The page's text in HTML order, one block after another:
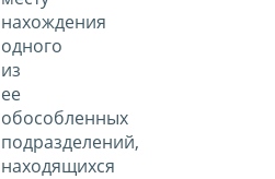
нахождения
одного
из
ее
обособленных
подразделений,
находящихся